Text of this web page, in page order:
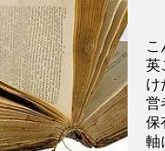
こ
英
け
営
保
軸